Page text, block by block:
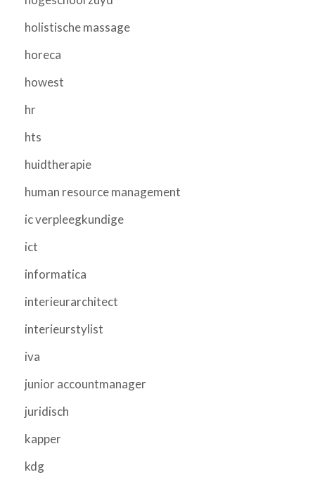
holistische massage
horeca
howest
hr
hts
huidtherapie
human resource management
ic verpleegkundige
ict
informatica
interieurarchitect
interieurstylist
iva
junior accountmanager
juridisch
kapper
kdg